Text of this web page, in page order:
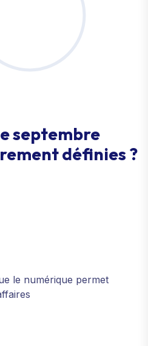
septembre
définies ?
le numérique permet